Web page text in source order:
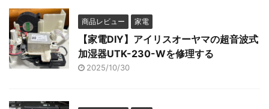
商品レビュー 家電
【家電DIY】アイリスオーヤマの超音波式
加湿器UTK-230-Wを修理する
2025/10/30